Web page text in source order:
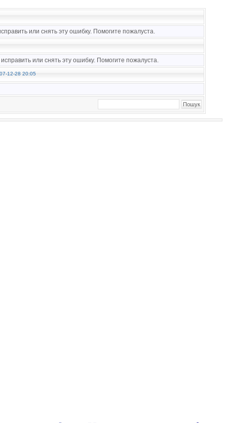
или снять эту ошибку. Помогите пожалуста.
или снять эту ошибку. Помогите пожалуста.
12-28 20:05